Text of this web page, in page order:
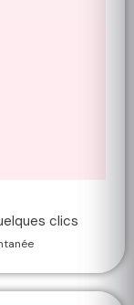
clics